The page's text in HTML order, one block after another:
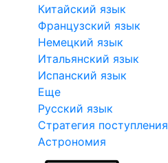
Китайский язык
Французский язык
Немецкий язык
Итальянский язык
Испанский язык
Еще
Русский язык
Стратегия поступления
Астрономия